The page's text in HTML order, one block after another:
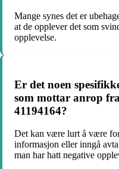
Mange synes det er
at de opplever det som
opplevelse.
Er det noen
som mottar anrop
41194164?
Det kan være lurt å være
informasjon eller inngå
man har hatt negative